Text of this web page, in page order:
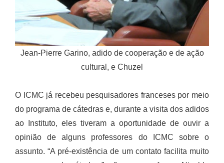
Jean-Pierre Garino, adido de cooperação e de ação
cultural, e Chuzel
O ICMC já recebeu pesquisadores franceses por meio
do programa de cátedras e, durante a visita dos adidos
ao Instituto, eles tiveram a oportunidade de ouvir a
opinião de alguns professores do ICMC sobre o
assunto. “A pré-existência de um contato facilita muito